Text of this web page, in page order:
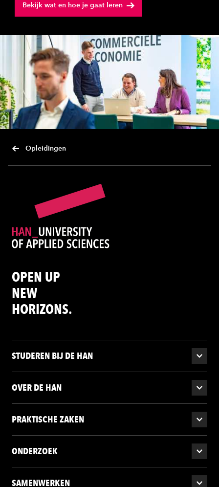
Bekijk wat en hoe je gaat leren
Opleidingen
OPEN UP
NEW
HORIZONS.
STUDEREN BIJ DE HAN
OVER DE HAN
PRAKTISCHE ZAKEN
ONDERZOEK
SAMENWERKEN